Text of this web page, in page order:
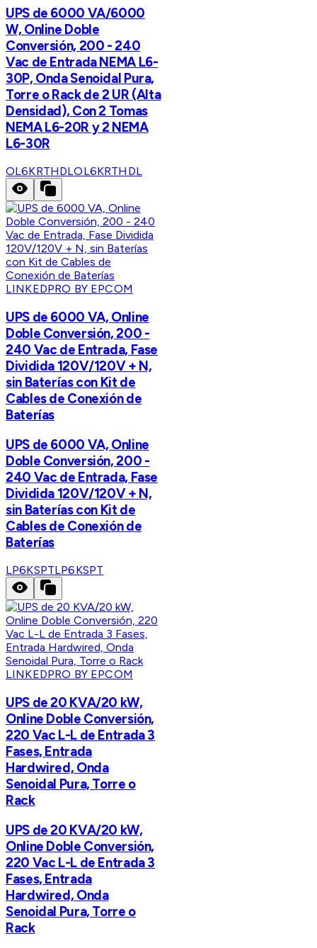
UPS de 6000 VA/6000
W, Online Doble
Conversión, 200 - 240
Vac de Entrada NEMA L6-
30P, Onda Senoidal Pura,
Torre o Rack de 2 UR (Alta
Densidad), Con 2 Tomas
NEMA L6-20R y 2 NEMA
L6-30R
OL6KRTHDLOL6KRTHDL
LINKEDPRO BY EPCOM
UPS de 6000 VA, Online
Doble Conversión, 200 -
240 Vac de Entrada, Fase
Dividida 120V/120V + N,
sin Baterías con Kit de
Cables de Conexión de
Baterías
UPS de 6000 VA, Online
Doble Conversión, 200 -
240 Vac de Entrada, Fase
Dividida 120V/120V + N,
sin Baterías con Kit de
Cables de Conexión de
Baterías
LP6KSPTLP6KSPT
LINKEDPRO BY EPCOM
UPS de 20 KVA/20 kW,
Online Doble Conversión,
220 Vac L-L de Entrada 3
Fases, Entrada
Hardwired, Onda
Senoidal Pura, Torre o
Rack
UPS de 20 KVA/20 kW,
Online Doble Conversión,
220 Vac L-L de Entrada 3
Fases, Entrada
Hardwired, Onda
Senoidal Pura, Torre o
Rack